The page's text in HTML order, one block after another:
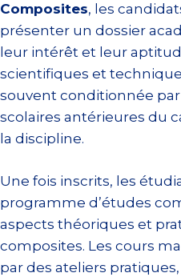
Composites, les
présenter un dossier
leur intérêt et leur
scientifiques et
souvent conditionnée
scolaires antérieures du
la discipline.
Une fois inscrits, les
programme d’études
aspects théoriques et
composites. Les cours
par des ateliers